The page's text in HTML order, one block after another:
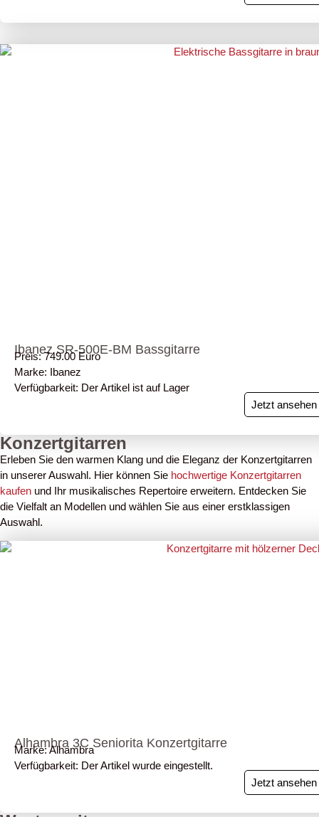
Ibanez SR-500E-BM Bassgitarre
Preis: 749.00 Euro
Marke: Ibanez
Verfügbarkeit: Der Artikel ist auf Lager
Jetzt ansehen
Konzertgitarren
Erleben Sie den warmen Klang und die Eleganz der Konzertgitarren
in unserer Auswahl. Hier können Sie hochwertige Konzertgitarren
kaufen und Ihr musikalisches Repertoire erweitern. Entdecken Sie
die Vielfalt an Modellen und wählen Sie aus einer erstklassigen
Auswahl.
Alhambra 3C Seniorita Konzertgitarre
Marke: Alhambra
Verfügbarkeit: Der Artikel wurde eingestellt.
Jetzt ansehen